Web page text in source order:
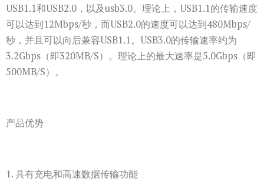
USB1.1和USB2.0，以及usb3.0。理论上，USB1.1的传输速度
可以达到12Mbps/秒，而USB2.0的速度可以达到480Mbps/
秒，并且可以向后兼容USB1.1。USB3.0的传输速率约为
3.2Gbps（即320MB/S）。理论上的最大速率是5.0Gbps（即
500MB/S）。
产品优势
1. 具有充电和高速数据传输功能